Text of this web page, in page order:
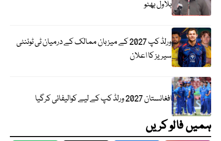
بلاول بھٹو
ورلڈ کپ 2027 کے میزبان ممالک کے درمیان ٹی ٹوئنٹی
سیریز کا اعلان
افغانستان 2027 ورلڈ کپ کے لیے کوالیفائی کرگیا
ہمیں فالو کریں